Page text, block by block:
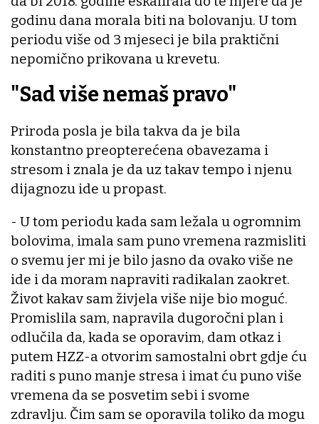
godinu dana morala biti na bolovanju. U tom
periodu više od 3 mjeseci je bila praktični
nepomično prikovana u krevetu.
"Sad više nemaš pravo"
Priroda posla je bila takva da je bila
konstantno preopterećena obavezama i
stresom i znala je da uz takav tempo i njenu
dijagnozu ide u propast.
- U tom periodu kada sam ležala u ogromnim
bolovima, imala sam puno vremena razmisliti
o svemu jer mi je bilo jasno da ovako više ne
ide i da moram napraviti radikalan zaokret.
Život kakav sam živjela više nije bio moguć.
Promislila sam, napravila dugoročni plan i
odlučila da, kada se oporavim, dam otkaz i
putem HZZ-a otvorim samostalni obrt gdje ću
raditi s puno manje stresa i imat ću puno više
vremena da se posvetim sebi i svome
zdravlju. Čim sam se oporavila toliko da mogu